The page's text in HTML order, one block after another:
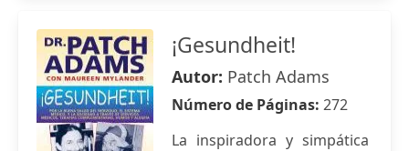
¡Gesundheit!
Autor: Patch Adams
Número de Páginas: 272
La inspiradora y simpática